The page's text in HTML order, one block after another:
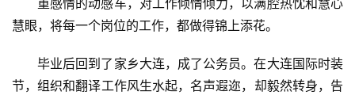
重感情的动感车，对工作倾情倾力，以满腔热忱和慧心
慧眼，将每一个岗位的工作，都做得锦上添花。
毕业后回到了家乡大连，成了公务员。在大连国际时装
节，组织和翻译工作风生水起，名声遐迩，却毅然转身，告